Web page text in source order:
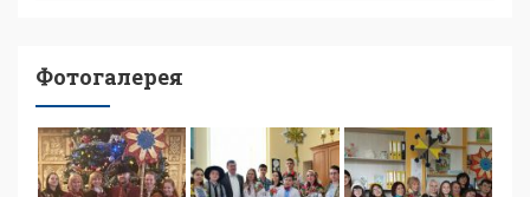
Фотогалерея